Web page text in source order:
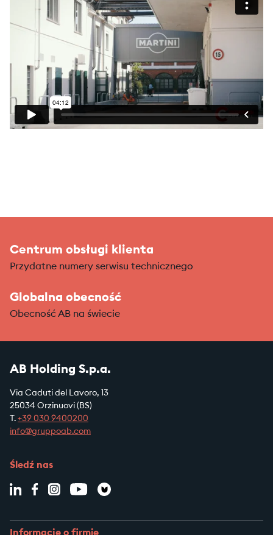
Centrum obsługi klienta
Przydatne numery serwisu technicznego
Globalna obecność
Obecność AB na świecie
AB Holding S.p.a.
Via Caduti del Lavoro, 13
25034 Orzinuovi (BS)
T. +39 030 9400200
info@gruppoab.com
Śledź nas